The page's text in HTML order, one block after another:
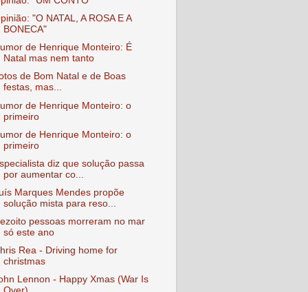
"O NATAL, A ROSA E A
BONECA"
de Henrique Monteiro: É
Natal mas nem tanto
de Bom Natal e de Boas
festas, mas...
de Henrique Monteiro: o
primeiro
de Henrique Monteiro: o
primeiro
diz que solução passa
por aumentar co...
Marques Mendes propõe
solução mista para reso...
pessoas morreram no mar
só este ano
Rea - Driving home for
christmas
Lennon - Happy Xmas (War Is